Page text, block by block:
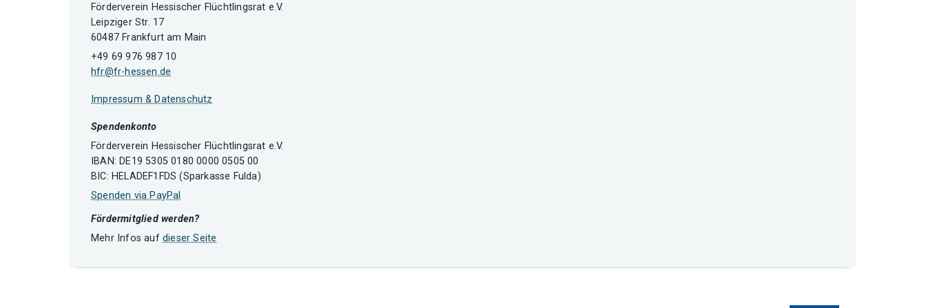
Förderverein Hessischer Flüchtlingsrat e.V.
Leipziger Str. 17
60487 Frankfurt am Main
+49 69 976 987 10
hfr@fr-hessen.de
Impressum & Datenschutz
Spendenkonto
Förderverein Hessischer Flüchtlingsrat e.V.
IBAN: DE19 5305 0180 0000 0505 00
BIC: HELADEF1FDS (Sparkasse Fulda)
Spenden via PayPal
Fördermitglied werden?
Mehr Infos auf dieser Seite